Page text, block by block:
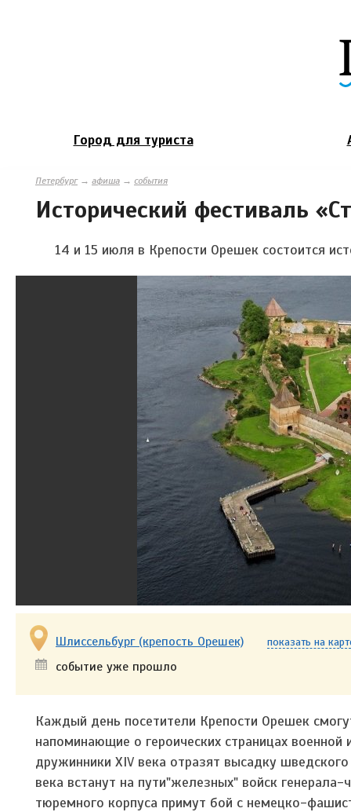
Город для туриста
Петербург→ афиша → события
Исторический фестиваль
14 и 15 июля в Крепости Орешек состоится
Шлиссельбург (крепость Орешек) показать на
событие уже прошло
Каждый день посетители Крепости Орешек
напоминающие о героических страницах военной
дружинники XIV века отразят высадку
века встанут на пути"железных" войск
тюремного корпуса примут бой с немецко-